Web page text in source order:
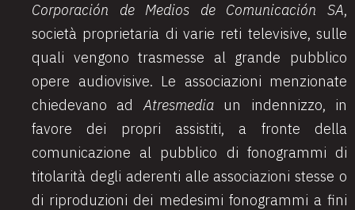
Corporación de Medios de Comunicación SA,
società proprietaria di varie reti televisive, sulle
quali vengono trasmesse al grande pubblico
opere audiovisive. Le associazioni menzionate
chiedevano adAtresmediaun indennizzo, in
favore dei propri assistiti, a fronte della
comunicazione al pubblico di fonogrammi di
titolarità degli aderenti alle associazioni stesse o
di riproduzioni dei medesimi fonogrammi a fini